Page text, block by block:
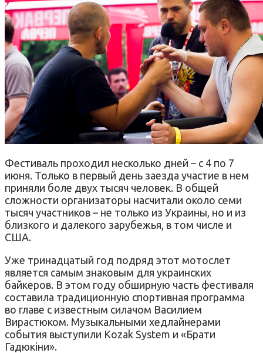
Фестиваль проходил несколько дней – с 4 по 7
июня. Только в первый день заезда участие в нем
приняли боле двух тысяч человек. В общей
сложности организаторы насчитали около семи
тысяч участников – не только из Украины, но и из
близкого и далекого зарубежья, в том числе и
США.
Уже тринадцатый год подряд этот мотослет
является самым знаковым для украинских
байкеров. В этом году обширную часть фестиваля
составила традиционную спортивная программа
во главе с известным силачом Василием
Вирастюком. Музыкальными хедлайнерами
события выступили Kozak System и «Брати
Гадюкіни».